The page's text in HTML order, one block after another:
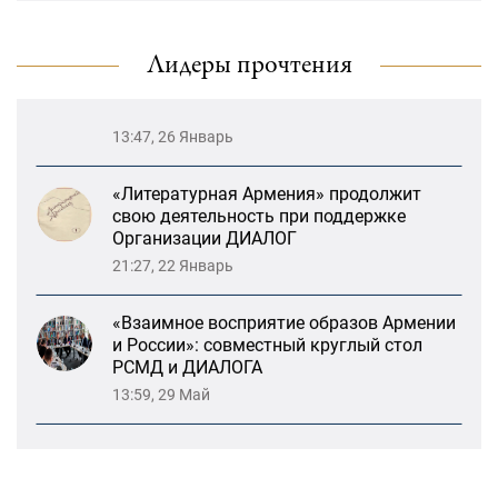
Лидеры прочтения
13:47, 26 Январь
«Литературная Армения» продолжит
свою деятельность при поддержке
Организации ДИАЛОГ
21:27, 22 Январь
«Взаимное восприятие образов Армении
и России»: совместный круглый стол
РСМД и ДИАЛОГА
13:59, 29 Май
Возрождение Степанакертского русского
драматического театра и консолидация
карабахских соотечественников в